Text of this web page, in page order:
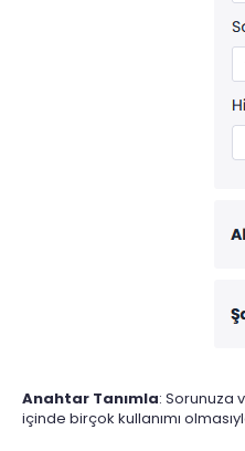
Anahtar Tanımla: Sorunuza
içinde birçok kullanımı